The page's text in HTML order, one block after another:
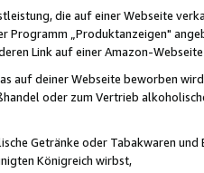
die auf einer Webseite
Programm „Produktanzeigen"
Link auf einer Amazon-
auf deiner Webseite beworben
oder zum Vertrieb
Getränke oder Tabakwaren
Königreich wirbst,